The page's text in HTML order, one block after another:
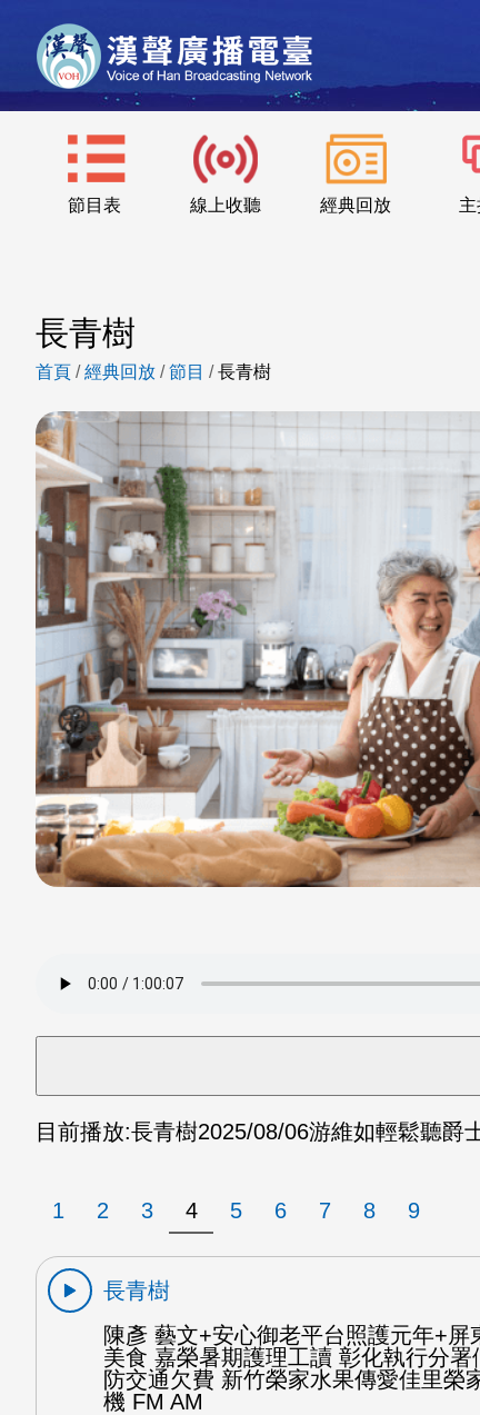
節目表 線上收聽 經典回放 主
長青樹
首頁 /經典回放 /節目 /長青樹
目前播放:長青樹2025/08/06游維如輕鬆聽爵
1 2 3 4 5 6 7 8 9
長青樹
陳彥 藝文+安心御老平台照護元年+屏
美食 嘉榮暑期護理工讀 彰化執行分署
防交通欠費 新竹榮家水果傳愛佳里榮
機 FM AM